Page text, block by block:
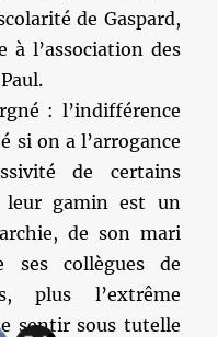
de Gaspard,
à l’association des
: l’indifférence
si on a l’arrogance
de certains
leur gamin est un
de son mari
ses collègues de
plus l’extrême
sentir sous tutelle